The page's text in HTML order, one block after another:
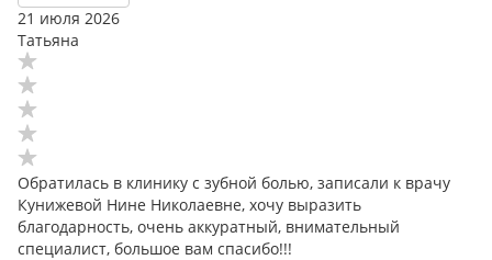
21 июля 2026
Татьяна
Обратилась в клинику с зубной болью, записали к врачу
Кунижевой Нине Николаевне, хочу выразить
благодарность, очень аккуратный, внимательный
специалист, большое вам спасибо!!!